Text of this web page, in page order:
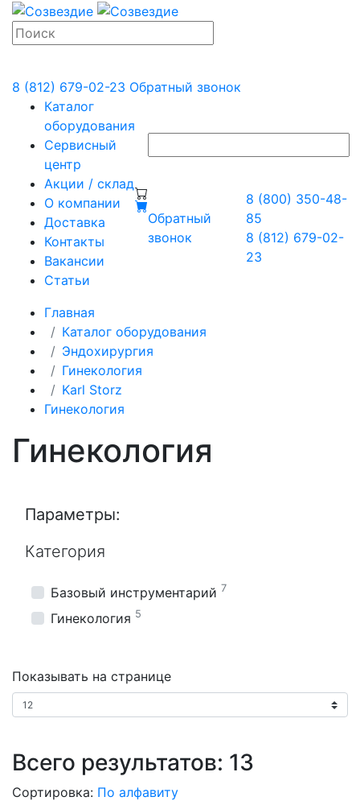
8 (812) 679-02-23 Обратный звонок
Каталог
оборудования
Сервисный
центр
Акции / склад
О компании
Доставка
Контакты
Вакансии
Статьи
Обратный
звонок
8 (800) 350-48-
85
8 (812) 679-02-
23
Главная
Каталог оборудования
Эндохирургия
Гинекология
Karl Storz
Гинекология
Гинекология
Параметры:
Категория
Базовый инструментарий 7
Гинекология 5
Показывать на странице
Всего результатов: 13
Сортировка: По алфавиту